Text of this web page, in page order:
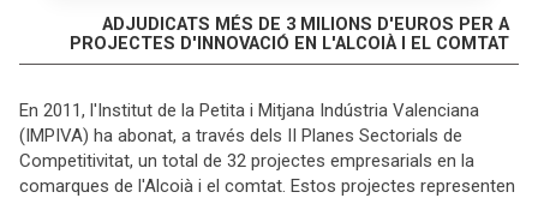
ADJUDICATS MÉS DE 3 MILIONS D'EUROS PER A
PROJECTES D'INNOVACIÓ EN L'ALCOIÀ I EL COMTAT
En 2011, l'Institut de la Petita i Mitjana Indústria Valenciana
(IMPIVA) ha abonat, a través dels II Planes Sectorials de
Competitivitat, un total de 32 projectes empresarials en la
comarques de l'Alcoià i el comtat. Estos projectes representen